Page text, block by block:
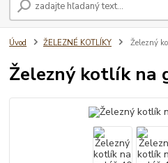
Úvod ŽELEZNÉ KOTLÍKY Železný
Železný kotlík na